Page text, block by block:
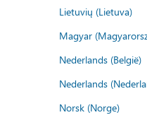
Lietuvių (Lietuva)
Magyar
Nederlands (België)
Nederlands
Norsk (Norge)